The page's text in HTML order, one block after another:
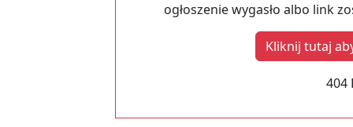
ogłoszenie wygasło albo link
Kliknij tutaj
404